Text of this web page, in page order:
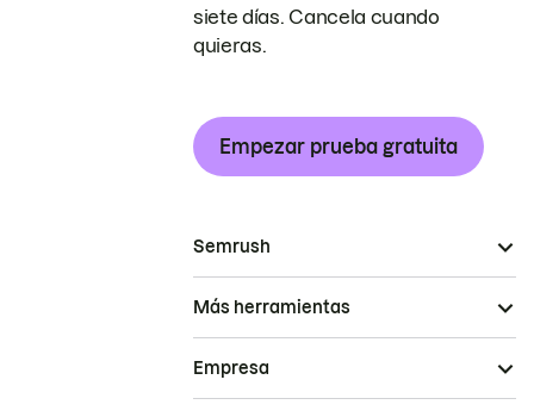
siete días. Cancela cuando
quieras.
Empezar prueba gratuita
Semrush
Más herramientas
Empresa